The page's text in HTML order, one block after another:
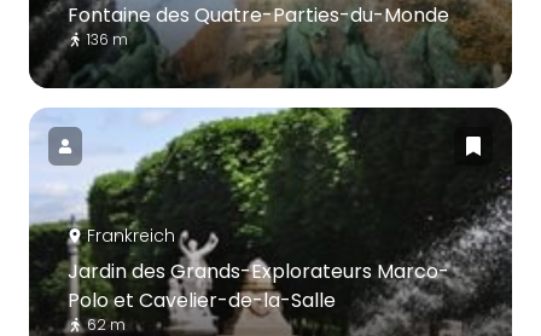
Fontaine des Quatre-Parties-du-Monde
136 m
Frankreich
Jardin des Grands-Explorateurs Marco-
Polo et Cavelier-de-la-Salle
62 m